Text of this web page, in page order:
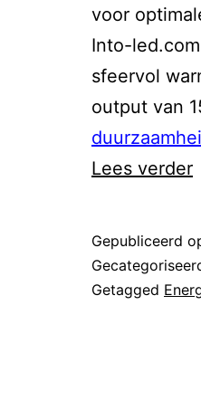
voor
Into-
sfeervol
output van
Lees verder
Gepubliceerd
Getagged